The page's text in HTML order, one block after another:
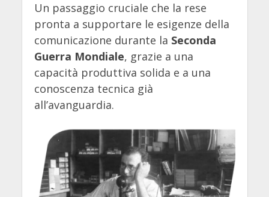
Un passaggio cruciale che la rese
pronta a supportare le esigenze della
comunicazione durante la Seconda
Guerra Mondiale, grazie a una
capacità produttiva solida e a una
conoscenza tecnica già
all’avanguardia.